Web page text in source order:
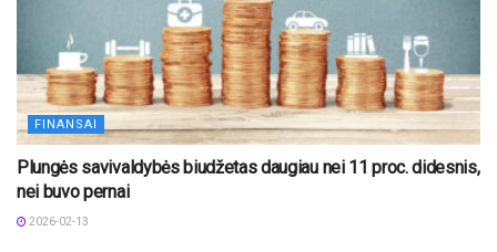
FINANSAI
Plungės savivaldybės biudžetas daugiau nei 11 proc. didesnis,
nei buvo pernai
2026-02-13